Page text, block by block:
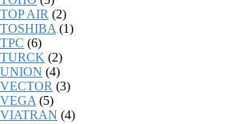
TOP AIR (2)
TOSHIBA (1)
TPC (6)
TURCK (2)
UNION (4)
VECTOR (3)
VEGA (5)
VIATRAN (4)